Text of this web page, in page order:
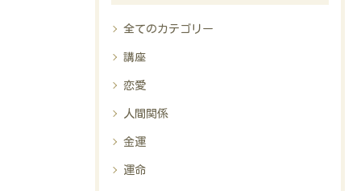
全てのカテゴリー
講座
恋愛
人間関係
金運
運命